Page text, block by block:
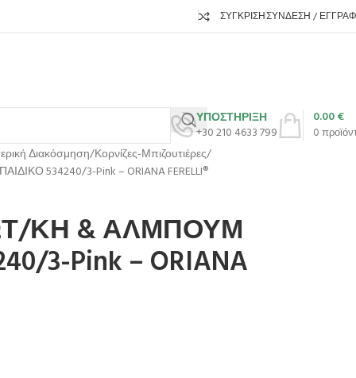
ΣΎΓΚΡΙΣΗΣΎΝΔΕΣΗ /
ΥΠΟΣΤΗΡΙΞΗ
+30 210 4633 799
0
0.00€
Διακόσμηση Κορνίζες-Μπιζουτιέρες
534240/3-Pink – ORIANA FERELLI®
ΚΗ & ΑΛΜΠΟΥΜ
3-Pink – ORIANA